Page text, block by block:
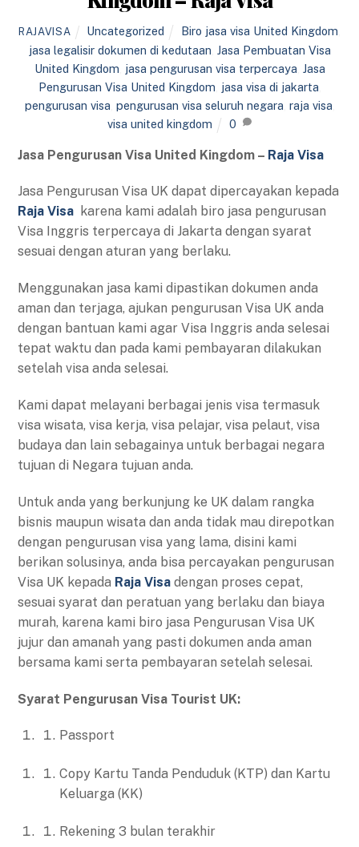
RAJAVISA Uncategorized Biro jasa visa United Kingdom
jasa legalisir dokumen di kedutaan Jasa Pembuatan Visa
United Kingdom jasa pengurusan visa terpercaya Jasa
Pengurusan Visa United Kingdom jasa visa di jakarta
pengurusan visa pengurusan visa seluruh negara raja visa
visa united kingdom
0
Jasa Pengurusan Visa United Kingdom – Raja Visa
Jasa Pengurusan Visa UK dapat dipercayakan kepada
Raja Visa karena kami adalah biro jasa pengurusan
Visa Inggris terpercaya di Jakarta dengan syarat
sesuai dengan aturan yang berlaku.
Menggunakan jasa kami dipastikan dokumen anda
aman dan terjaga, ajukan pengurusan Visa UK anda
dengan bantuan kami agar Visa Inggris anda selesai
tepat waktu dan pada kami pembayaran dilakukan
setelah visa anda selesai.
Kami dapat melayani berbagai jenis visa termasuk
visa wisata, visa kerja, visa pelajar, visa pelaut, visa
budaya dan lain sebagainya untuk berbagai negara
tujuan di Negara tujuan anda.
Untuk anda yang berkunjung ke UK dalam rangka
bisnis maupun wisata dan anda tidak mau direpotkan
dengan pengurusan visa yang lama, disini kami
berikan solusinya, anda bisa percayakan pengurusan
Visa UK kepada Raja Visa dengan proses cepat,
sesuai syarat dan peratuan yang berlaku dan biaya
murah, karena kami biro jasa Pengurusan Visa UK
jujur dan amanah yang pasti dokumen anda aman
bersama kami serta pembayaran setelah selesai.
Syarat Pengurusan Visa Tourist UK:
Passport
Copy Kartu Tanda Penduduk (KTP) dan Kartu
Keluarga (KK)
Rekening 3 bulan terakhir